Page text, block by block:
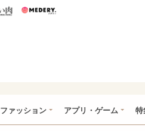
ン うまい肉
ファッション アプリ・ゲーム 特